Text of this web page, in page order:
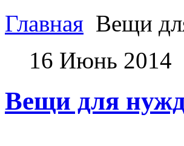
Главная Вещи
16 Июнь 2014
Вещи для